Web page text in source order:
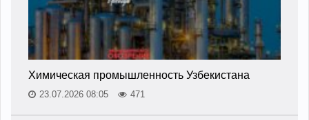
Химическая промышленность Узбекистана
23.07.2026 08:05 471